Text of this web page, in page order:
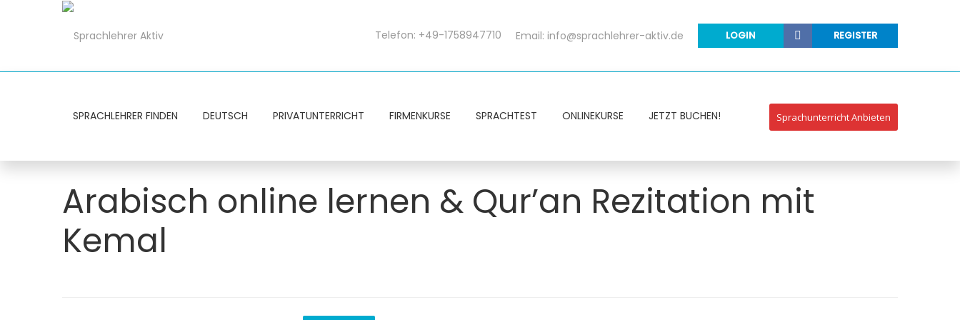
LOGIN REGISTER
Telefon: +49-1758947710 Email: info@sprachlehrer-aktiv.de
SPRACHLEHRER FINDEN DEUTSCH PRIVATUNTERRICHT FIRMENKURSE SPRACHTEST ONLINEKURSE JETZT BUCHEN! Sprachunterricht Anbieten
Arabisch online lernen & Qur’an Rezitation mit
Kemal